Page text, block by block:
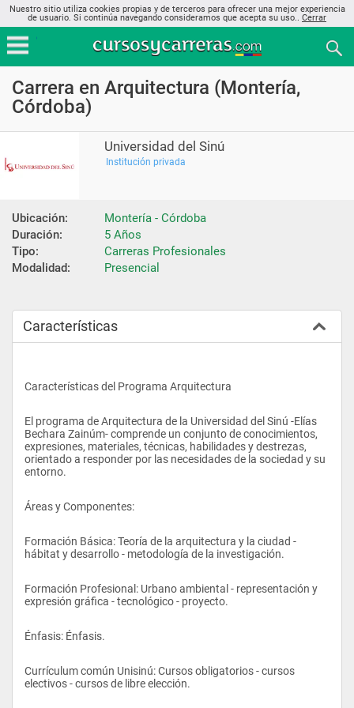
Nuestro sitio utiliza cookies propias y de terceros para ofrecer una mejor experiencia
de usuario. Si continúa navegando consideramos que acepta su uso.. Cerrar
Carrera en Arquitectura (Montería,
Córdoba)
Universidad del Sinú
Institución privada
Ubicación:
Montería - Córdoba
Duración:
5 Años
Tipo:
Carreras Profesionales
Modalidad:
Presencial
Características
Características del Programa Arquitectura
El programa de Arquitectura de la Universidad del Sinú -Elías
Bechara Zainúm- comprende un conjunto de conocimientos,
expresiones, materiales, técnicas, habilidades y destrezas,
orientado a responder por las necesidades de la sociedad y su
entorno.
Áreas y Componentes:
Formación Básica: Teoría de la arquitectura y la ciudad -
hábitat y desarrollo - metodología de la investigación.
Formación Profesional: Urbano ambiental - representación y
expresión gráfica - tecnológico - proyecto.
Énfasis: Énfasis.
Currículum común Unisinú: Cursos obligatorios - cursos
electivos - cursos de libre elección.